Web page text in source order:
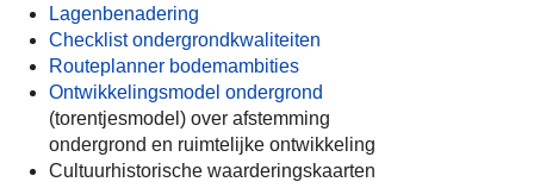
Lagenbenadering
Checklist ondergrondkwaliteiten
Routeplanner bodemambities
Ontwikkelingsmodel ondergrond
(torentjesmodel) over afstemming
ondergrond en ruimtelijke ontwikkeling
Cultuurhistorische waarderingskaarten